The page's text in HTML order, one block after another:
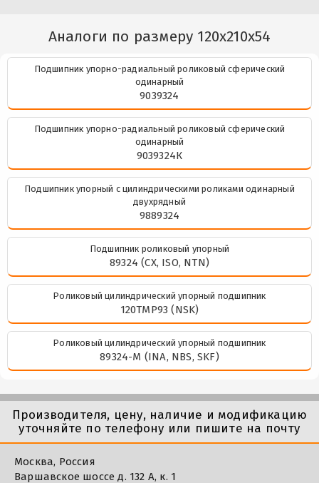
Аналоги по размеру 120x210x54
Подшипник упорно-радиальный роликовый сферический
одинарный
9039324
Подшипник упорно-радиальный роликовый сферический
одинарный
9039324К
Подшипник упорный с цилиндрическими роликами одинарный
двухрядный
9889324
Подшипник роликовый упорный
89324 (CX, ISO, NTN)
Роликовый цилиндрический упорный подшипник
120TMP93 (NSK)
Роликовый цилиндрический упорный подшипник
89324-M (INA, NBS, SKF)
Производителя, цену, наличие и модификацию
уточняйте по телефону или пишите на почту
Москва, Россия
Варшавское шоссе д. 132 А, к. 1